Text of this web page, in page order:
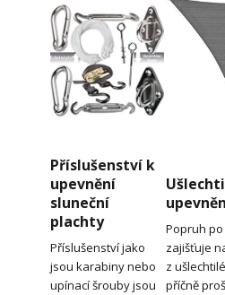
Příslušenství k
upevnění
sluneční
plachty
Příslušenství jako
jsou karabiny nebo
upínací šrouby jsou
Popruh
zajišťuje
z
příčně